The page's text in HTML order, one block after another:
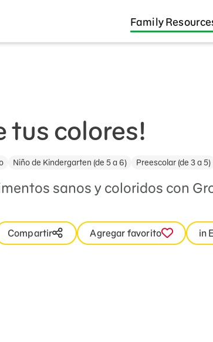
Family
tus colores!
Niño de Kindergarten (de 5 a 6) Preescolar (de 3 a 5)
sanos y coloridos con
Compartir Agregar favorito in